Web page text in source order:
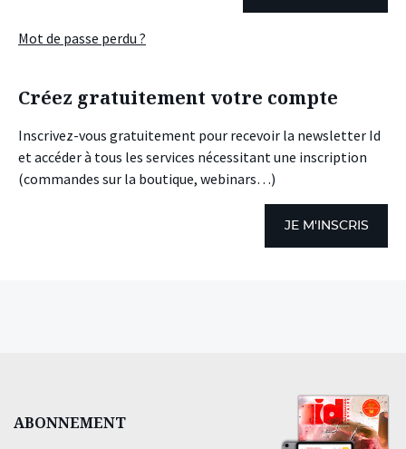
Mot de passe perdu ?
Créez gratuitement votre compte
Inscrivez-vous gratuitement pour recevoir la newsletter Id
et accéder à tous les services nécessitant une inscription
(commandes sur la boutique, webinars…)
JE M'INSCRIS
ABONNEMENT